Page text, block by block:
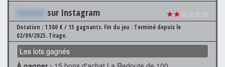
Xxxxxxx sur Instagram ★★☆☆☆☆
Dotation : 1 500 € / 15 gagnants. Fin du jeu : Terminé depuis le
02/09/2025. Tirage.
Les lots gagnés